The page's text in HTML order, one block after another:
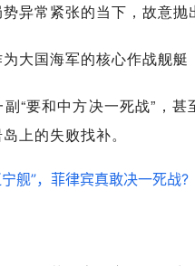
异常紧张的当下，故意抛
大国海军的核心作战舰艇
“要和中方决一死战”，
上的失败找补。